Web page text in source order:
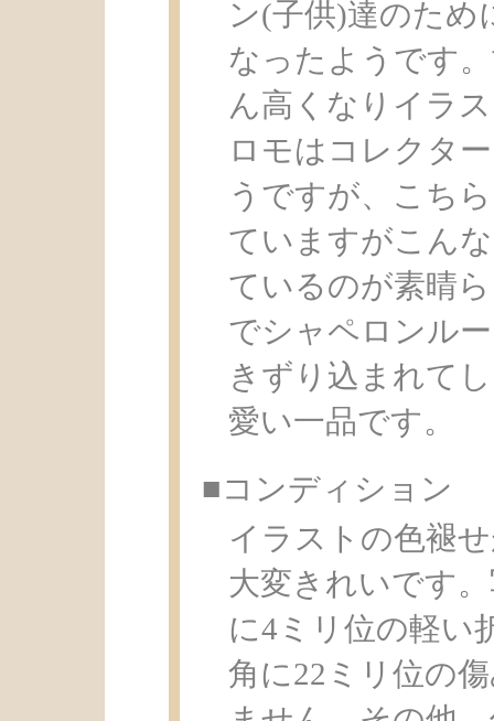
ン(子供)達のため
なったようです
ん高くなりイラ
ロモはコレクタ
うですが、こち
ていますがこん
ているのが素晴
でシャペロンル
きずり込まれて
愛い一品です。
■コンディション
イラストの色褪
大変きれいです
に4ミリ位の軽い
角に22ミリ位の